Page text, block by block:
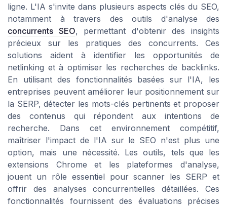
ligne. L'IA s'invite dans plusieurs aspects clés du SEO,
notamment à travers des outils d'analyse des
concurrents SEO, permettant d'obtenir des insights
précieux sur les pratiques des concurrents. Ces
solutions aident à identifier les opportunités de
netlinking et à optimiser les recherches de backlinks.
En utilisant des fonctionnalités basées sur l'IA, les
entreprises peuvent améliorer leur positionnement sur
la SERP, détecter les mots-clés pertinents et proposer
des contenus qui répondent aux intentions de
recherche. Dans cet environnement compétitif,
maîtriser l'impact de l'IA sur le SEO n'est plus une
option, mais une nécessité. Les outils, tels que les
extensions Chrome et les plateformes d'analyse,
jouent un rôle essentiel pour scanner les SERP et
offrir des analyses concurrentielles détaillées. Ces
fonctionnalités fournissent des évaluations précises